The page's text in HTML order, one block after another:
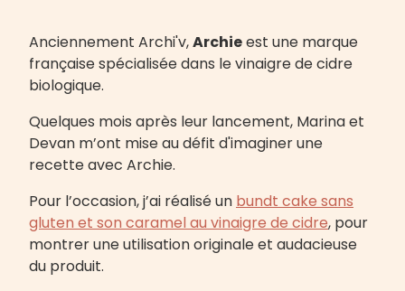
Anciennement Archi'v,Archieest une marque
française spécialisée dans le vinaigre de cidre
biologique.
Quelques mois après leur lancement, Marina et
Devan m’ont mise au défit d'imaginer une
recette avec Archie.
Pour l’occasion, j’ai réalisé un bundt cake sans
gluten et son caramel au vinaigre de cidre, pour
montrer une utilisation originale et audacieuse
du produit.